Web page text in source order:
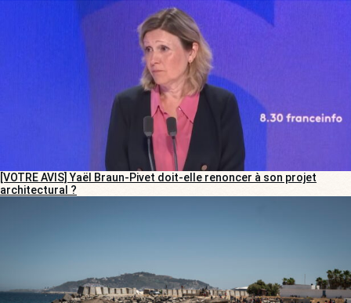
[VOTRE AVIS] Yaël Braun-Pivet doit-elle renoncer à son projet
architectural ?